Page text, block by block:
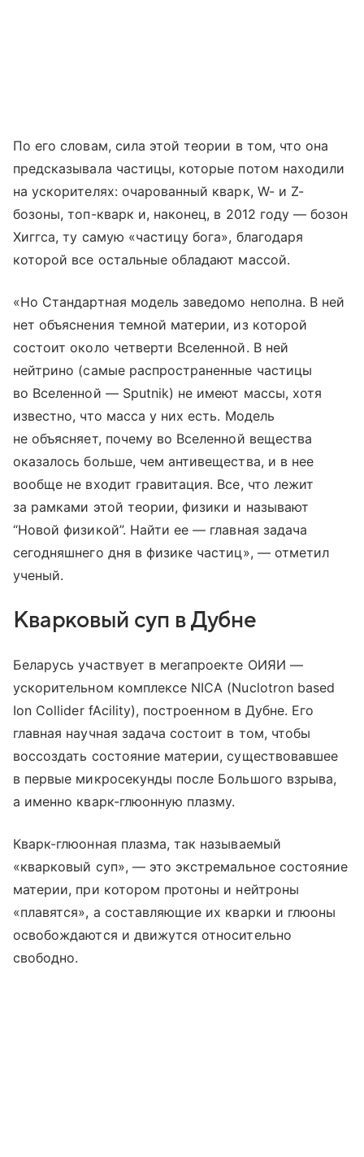
По его словам, сила этой теории в том, что она
предсказывала частицы, которые потом находили
на ускорителях: очарованный кварк, W- и Z-
бозоны, топ-кварк и, наконец, в 2012 году — бозон
Хиггса, ту самую «частицу бога», благодаря
которой все остальные обладают массой.
«Но Стандартная модель заведомо неполна. В ней
нет объяснения темной материи, из которой
состоит около четверти Вселенной. В ней
нейтрино (самые распространенные частицы
во Вселенной — Sputnik) не имеют массы, хотя
известно, что масса у них есть. Модель
не объясняет, почему во Вселенной вещества
оказалось больше, чем антивещества, и в нее
вообще не входит гравитация. Все, что лежит
за рамками этой теории, физики и называют
“Новой физикой”. Найти ее — главная задача
сегодняшнего дня в физике частиц», — отметил
ученый.
Кварковый суп в Дубне
Беларусь участвует в мегапроекте ОИЯИ —
ускорительном комплексе NICA (Nuclotron based
Ion Collider fAcility), построенном в Дубне. Его
главная научная задача состоит в том, чтобы
воссоздать состояние материи, существовавшее
в первые микросекунды после Большого взрыва,
а именно кварк-глюонную плазму.
Кварк-глюонная плазма, так называемый
«кварковый суп», — это экстремальное состояние
материи, при котором протоны и нейтроны
«плавятся», а составляющие их кварки и глюоны
освобождаются и движутся относительно
свободно.